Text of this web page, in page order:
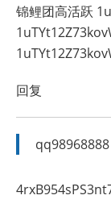
锦鲤团高活跃
回复
qq98968888